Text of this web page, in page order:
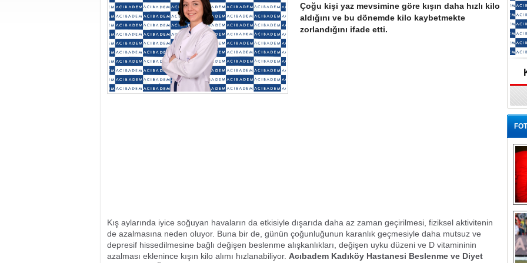
Çoğu kişi yaz mevsimine göre kışın daha hızlı kilo
aldığını ve bu dönemde kilo kaybetmekte
zorlandığını ifade etti.
Kış aylarında iyice soğuyan havaların da etkisiyle dışarıda daha az zaman geçirilmesi, fiziksel aktivitenin
de azalmasına neden oluyor. Buna bir de, günün çoğunluğunun karanlık geçmesiyle daha mutsuz ve
depresif hissedilmesine bağlı değişen beslenme alışkanlıkları, değişen uyku düzeni ve D vitamininin
azalması eklenince kışın kilo alımı hızlanabiliyor. Acıbadem Kadıköy Hastanesi Beslenme ve Diyet